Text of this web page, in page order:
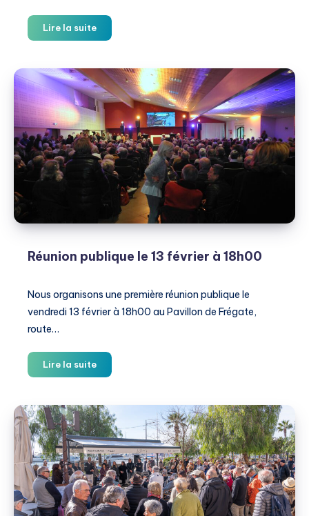
Lire la suiteInterview
de
Paul
Joseph
Réunion publique le 13 février à 18h00
Nous organisons une première réunion publique le
vendredi 13 février à 18h00 au Pavillon de Frégate,
route…
Lire la suiteRéunion
publique
13
février
à
18h00